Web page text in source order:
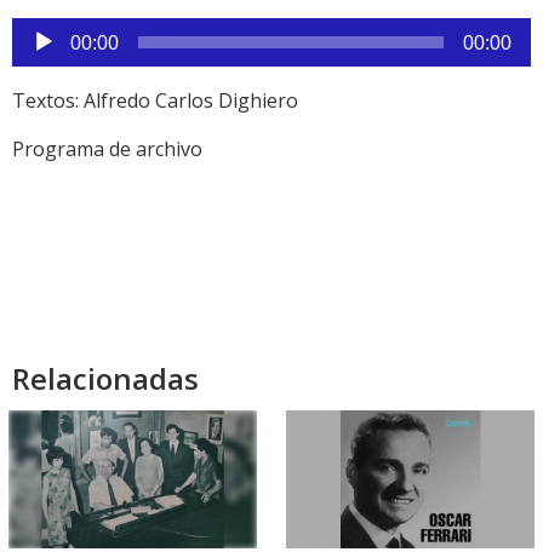
Reproductor
de
audio
00:00 00:00
Textos: Alfredo Carlos Dighiero
Programa de archivo
Relacionadas